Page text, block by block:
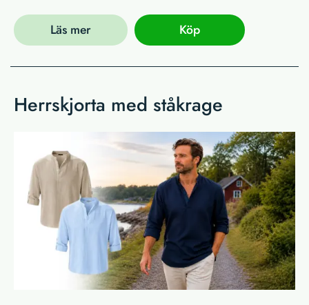
Läs mer Köp
Herrskjorta med ståkrage